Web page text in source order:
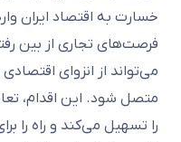
خسارت به اقتصاد ایران
می‌تواند از انزوای
متصل شود. این اقدام،
را تسهیل می‌کند و راه را